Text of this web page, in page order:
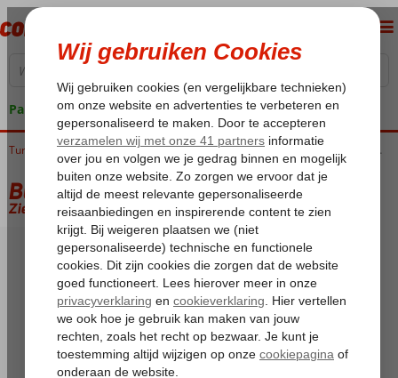
Pakketgarantie
Home Egeische kust Blue Cruises Blue Cruises Bodrum Blue Cruise & Green House
Blue Cruise & Green House
Zie beschrijving